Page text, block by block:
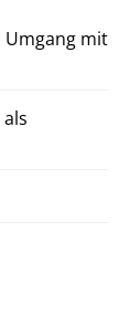
Umgang mit